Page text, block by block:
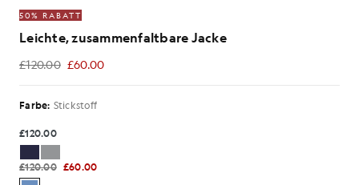
50% RABATT
Leichte, zusammenfaltbare Jacke
£120.00 £60.00
£60.00
Farbe: Stickstoff
£120.00
£120.00 £60.00